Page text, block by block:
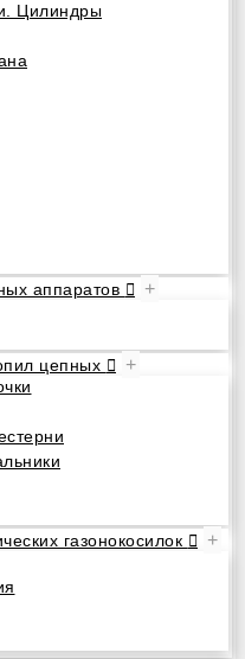
Цилиндры
аппаратов
+
цепных
+
газонокосилок
+